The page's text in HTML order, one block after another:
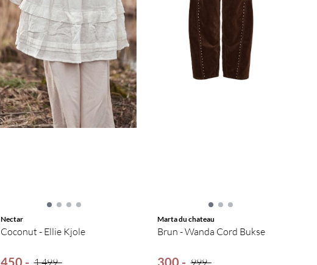
Nectar
Coconut - Ellie Kjole
450,- 1.499,-
Marta du chateau
Brun - Wanda Cord Bukse
300,- 999,-